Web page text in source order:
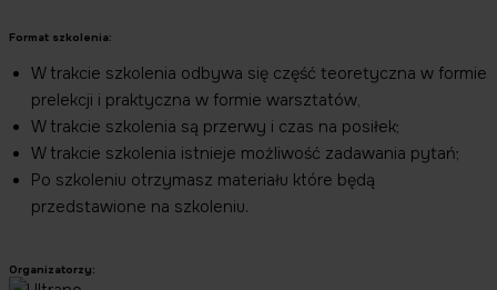
Format szkolenia:
W trakcie szkolenia odbywa się część teoretyczna w formie
prelekcji i praktyczna w formie warsztatów,
W trakcie szkolenia są przerwy i czas na posiłek;
W trakcie szkolenia istnieje możliwość zadawania pytań;
Po szkoleniu otrzymasz materiału które będą
przedstawione na szkoleniu.
Organizatorzy: